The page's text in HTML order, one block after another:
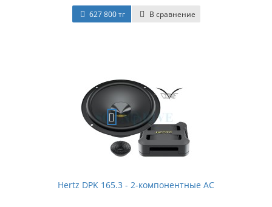
627 800 тг В сравнение
Hertz DPK 165.3 - 2-компонентные АС